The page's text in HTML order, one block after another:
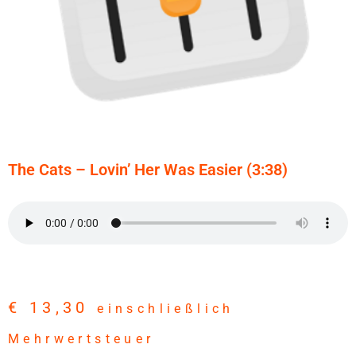
The Cats – Lovin’ Her Was Easier (3:38)
€ 13,30
einschließlich
Mehrwertsteuer